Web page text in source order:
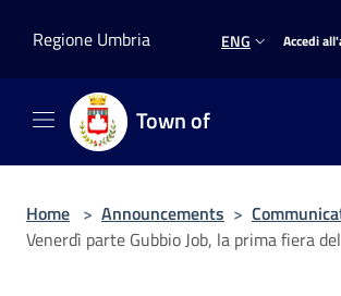
Regione Umbria
ENG Accedi
Town of
Home > Announcements >
Venerdì parte Gubbio Job, la prima fiera